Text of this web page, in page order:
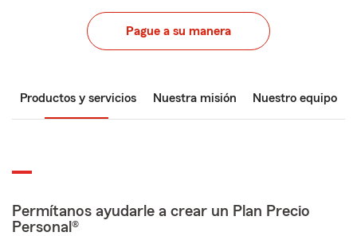
Pague a su manera
Productos y servicios Nuestra misión Nuestro equipo
Permítanos ayudarle a crear un Plan Precio
Personal®